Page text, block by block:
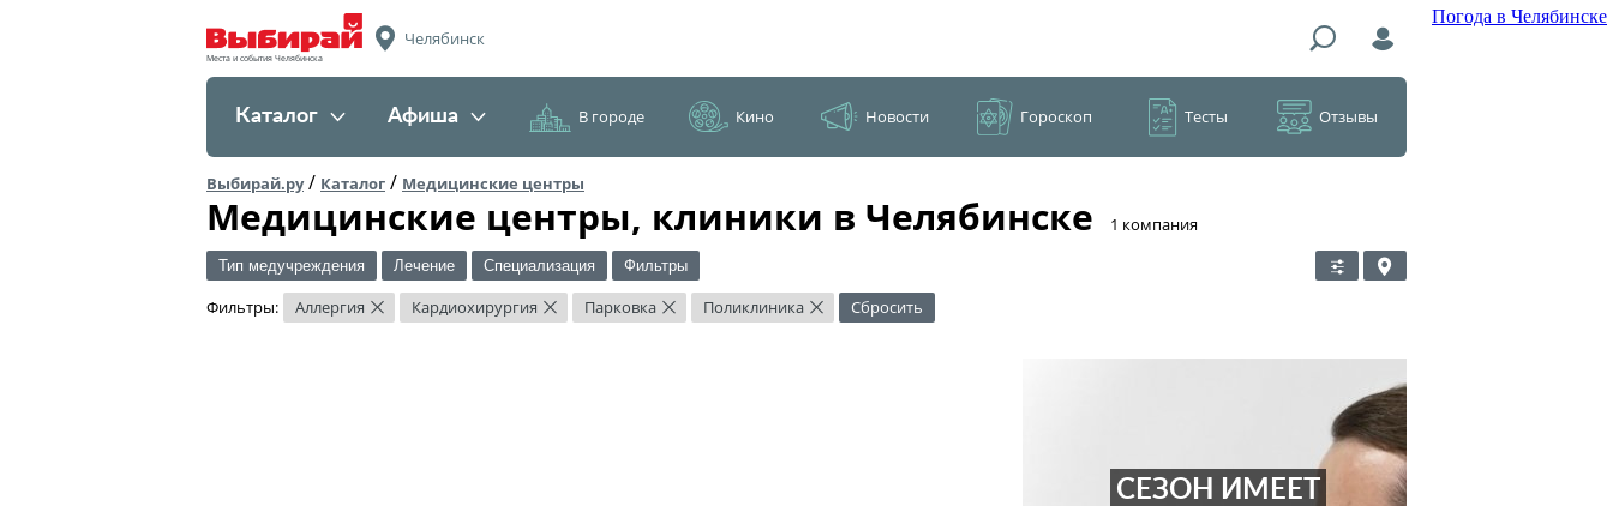
Погода в Челябинске
Места и события Челябинска
Челябинск
Каталог Афиша В городе Кино Новости Гороскоп Тесты Отзывы
Выбирай.ру/ Каталог / Медицинские центры
Медицинские центры, клиники в Челябинске ​1 компания
Тип медучреждения Лечение Специализация Фильтры
Фильтры: Аллергия × Кардиохирургия × Парковка × Поликлиника × Сбросить
СЕЗОН ИМЕЕТ